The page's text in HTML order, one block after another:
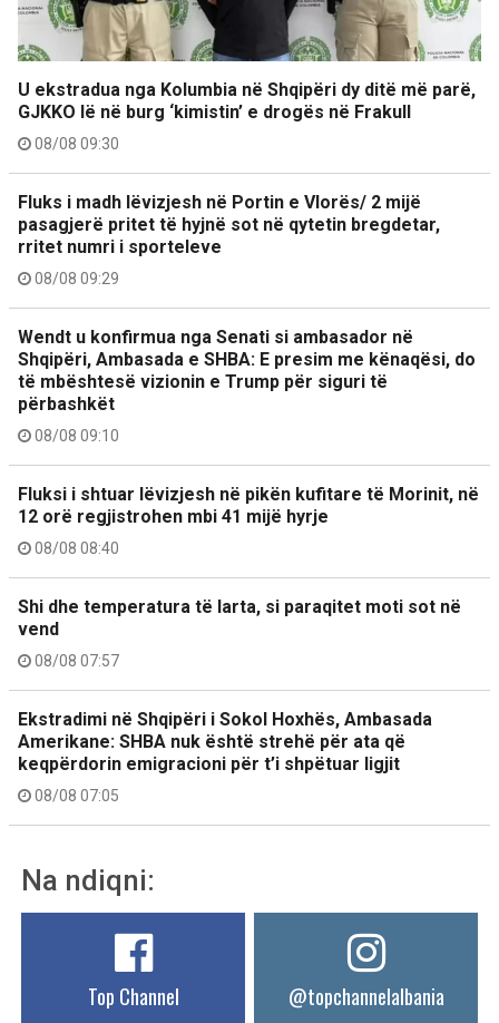
U ekstradua nga Kolumbia në Shqipëri dy ditë më parë,
GJKKO lë në burg ‘kimistin’ e drogës në Frakull
08/08 09:30
Fluks i madh lëvizjesh në Portin e Vlorës/ 2 mijë
pasagjerë pritet të hyjnë sot në qytetin bregdetar,
rritet numri i sporteleve
08/08 09:29
Wendt u konfirmua nga Senati si ambasador në
Shqipëri, Ambasada e SHBA: E presim me kënaqësi, do
të mbështesë vizionin e Trump për siguri të
përbashkët
08/08 09:10
Fluksi i shtuar lëvizjesh në pikën kufitare të Morinit, në
12 orë regjistrohen mbi 41 mijë hyrje
08/08 08:40
Shi dhe temperatura të larta, si paraqitet moti sot në
vend
08/08 07:57
Ekstradimi në Shqipëri i Sokol Hoxhës, Ambasada
Amerikane: SHBA nuk është strehë për ata që
keqpërdorin emigracioni për t’i shpëtuar ligjit
08/08 07:05
Na ndiqni:
Top Channel @topchannelalbania